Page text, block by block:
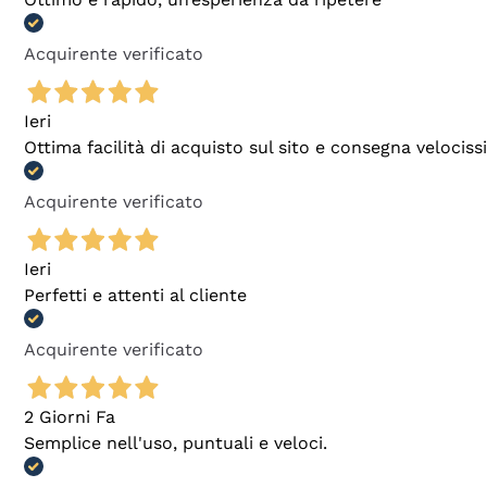
Acquirente verificato
Ieri
Ottima facilità di acquisto sul sito e consegna
Acquirente verificato
Ieri
Perfetti e attenti al cliente
Acquirente verificato
2 Giorni Fa
Semplice nell'uso, puntuali e veloci.